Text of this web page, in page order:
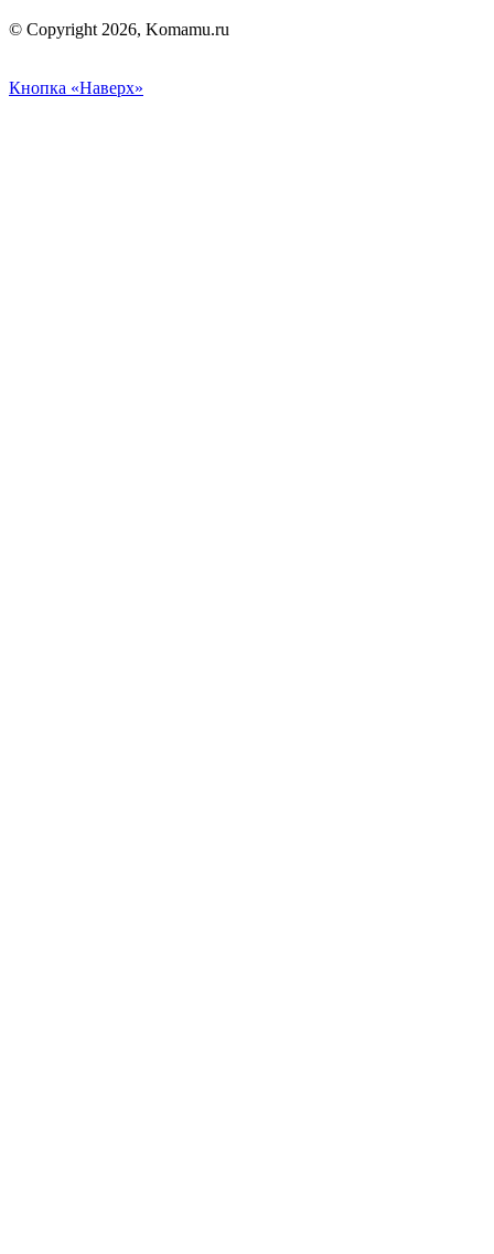
© Copyright 2026, Komamu.ru
Кнопка «Наверх»